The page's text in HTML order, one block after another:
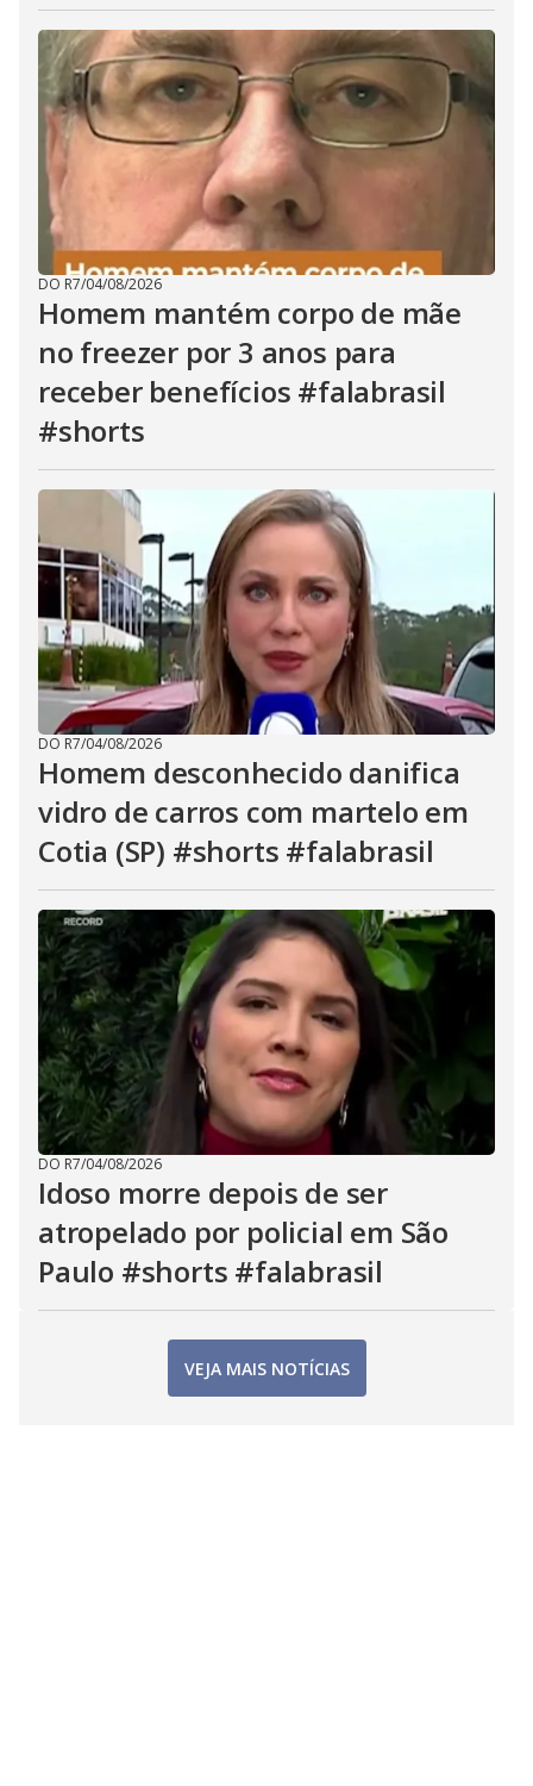
DO R7/04/08/2026
Homem mantém corpo de mãe
no freezer por 3 anos para
receber benefícios #falabrasil
#shorts
DO R7/04/08/2026
Homem desconhecido danifica
vidro de carros com martelo em
Cotia (SP) #shorts #falabrasil
DO R7/04/08/2026
Idoso morre depois de ser
atropelado por policial em São
Paulo #shorts #falabrasil
VEJA MAIS NOTÍCIAS